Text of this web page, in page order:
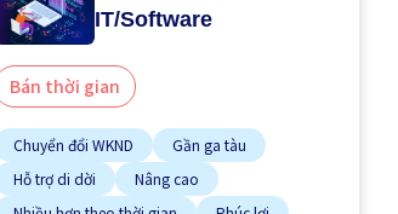
IT/Software
Bán thời gian
Chuyển đổi WKND
Gần ga tàu
Hỗ trợ di dời
Nâng cao